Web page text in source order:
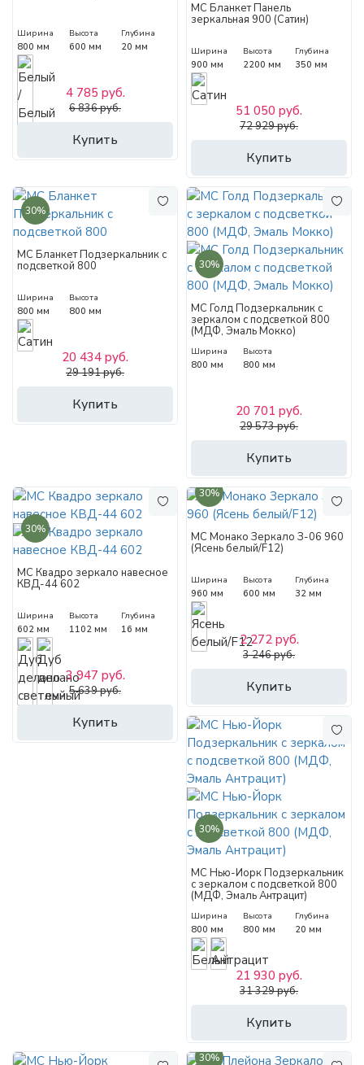
Ширина
800 мм
Высота
600 мм
Глубина
20 мм
Купить
4 785 руб.
6 836 руб.
МС Бланкет Панель
зеркальная 900 (Сатин)
Ширина
900 мм
Высота
2200 мм
Глубина
350 мм
Купить
51 050 руб.
72 929 руб.
30%
МС Бланкет Подзеркальник с
подсветкой 800
Ширина
800 мм
Высота
800 мм
Купить
20 434 руб.
29 191 руб.
30%
МС Голд Подзеркальник с
зеркалом с подсветкой 800
(МДФ, Эмаль Мокко)
Ширина
800 мм
Высота
800 мм
Купить
20 701 руб.
29 573 руб.
30%
МС Квадро зеркало навесное
КВД-44 602
Ширина
602 мм
Высота
1102 мм
Глубина
16 мм
Купить
3 947 руб.
5 639 руб.
30%
МС Монако Зеркало З-06 960
(Ясень белый/F12)
Ширина
960 мм
Высота
600 мм
Глубина
32 мм
Купить
2 272 руб.
3 246 руб.
30%
МС Нью-Йорк Подзеркальник
с зеркалом с подсветкой 800
(МДФ, Эмаль Антрацит)
Ширина
800 мм
Высота
800 мм
Глубина
20 мм
Купить
21 930 руб.
31 329 руб.
30%